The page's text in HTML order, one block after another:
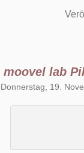
moovel lab
Donnerstag, 19.